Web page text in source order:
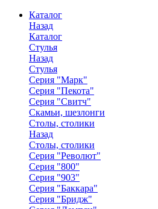
Каталог
Назад
Каталог
Стулья
Назад
Стулья
Серия "Марк"
Серия "Пекота"
Серия "Свитч"
Скамьи, шезлонги
Столы, столики
Назад
Столы, столики
Серия "Револют"
Серия "800"
Серия "903"
Серия "Баккара"
Серия "Бридж"